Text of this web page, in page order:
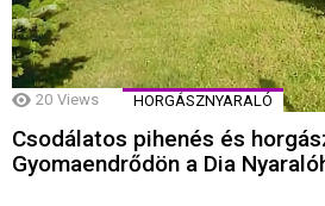
20 Views HORGÁSZNYARALÓ
Csodálatos pihenés és
Gyomaendrődön a Dia